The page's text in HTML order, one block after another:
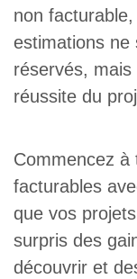
non
estimations ne
réservés,
réussite du
Commencez à
facturables
que vos
surpris des
découvrir et